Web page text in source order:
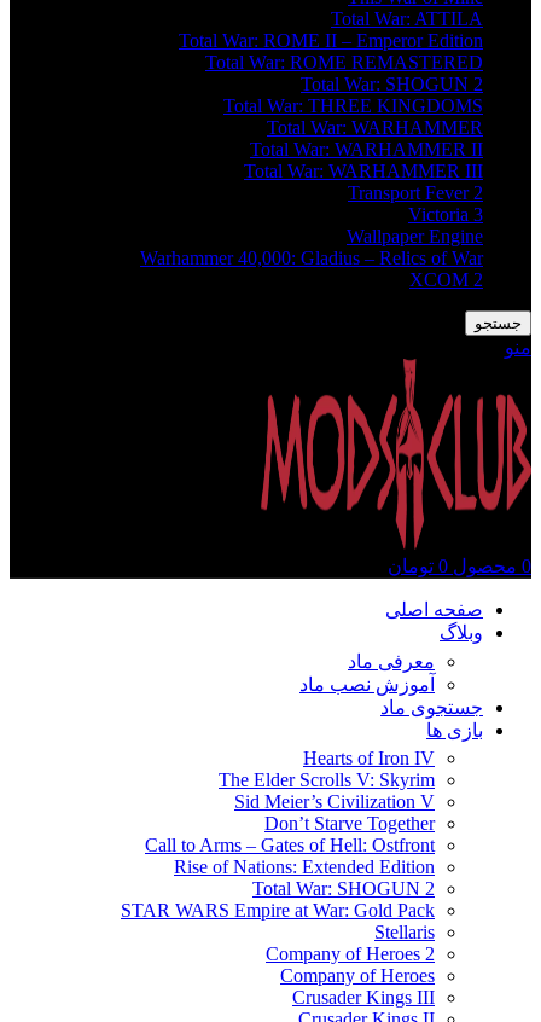
Total War: ATTILA
Total War: ROME II – Emperor Edition
Total War: ROME REMASTERED
Total War: SHOGUN 2
Total War: THREE KINGDOMS
Total War: WARHAMMER
Total War: WARHAMMER II
Total War: WARHAMMER III
Transport Fever 2
Victoria 3
Wallpaper Engine
Warhammer 40,000: Gladius – Relics of War
XCOM 2
جستجو
منو
0 محصول 0 تومان
صفحه اصلی
وبلاگ
معرفی ماد
آموزش نصب ماد
جستجوی ماد
بازی ها
Hearts of Iron IV
The Elder Scrolls V: Skyrim
Sid Meier’s Civilization V
Don’t Starve Together
Call to Arms – Gates of Hell: Ostfront
Rise of Nations: Extended Edition
Total War: SHOGUN 2
STAR WARS Empire at War: Gold Pack
Stellaris
Company of Heroes 2
Company of Heroes
Crusader Kings III